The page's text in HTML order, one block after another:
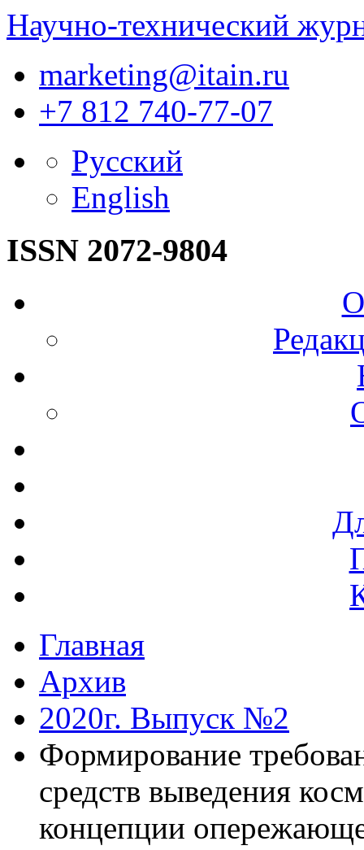
Научно-технический
marketing@itain.ru
+7 812 740-77-07
Русский
English
ISSN 2072-9804
Главная
Архив
2020г. Выпуск №2
Формирование
средств выведения
концепции